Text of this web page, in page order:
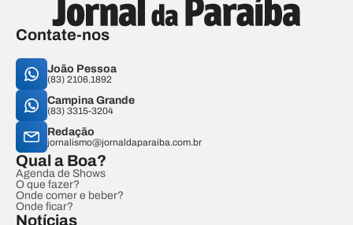
Contate-nos
João Pessoa
(83) 2106.1892
Campina Grande
(83) 3315-3204
Redação
jornalismo@jornaldaparaiba.com.br
Qual a Boa?
Agenda de Shows
O que fazer?
Onde comer e beber?
Onde ficar?
Notícias